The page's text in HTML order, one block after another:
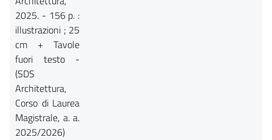
2025. - 156 p. :
illustrazioni ; 25
cm + Tavole
fuori testo -
(SDS
Architettura,
Corso di Laurea
Magistrale, a. a.
2025/2026)